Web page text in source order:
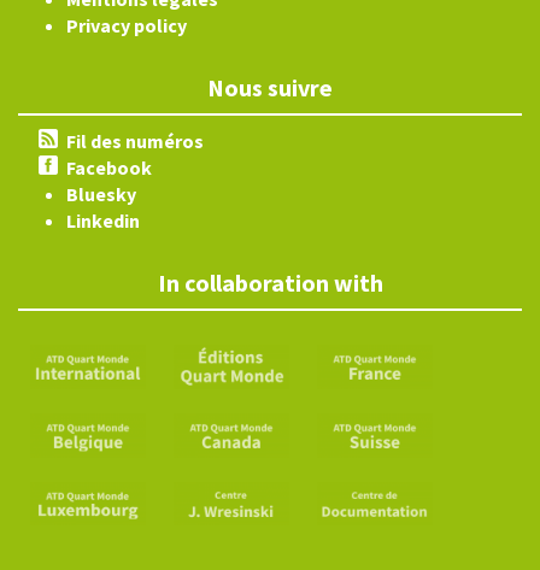
Privacy policy
Nous suivre
Fil des numéros
Facebook
Bluesky
Linkedin
In collaboration with